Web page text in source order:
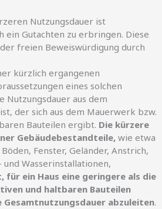
Nutzungsdauer ist
ein Gutachten zu erbringen. Diese
freien Beweiswürdigung durch
kürzlich ergangenen
eines solchen
Nutzungsdauer aus dem
der sich aus dem Mauerwerk bzw.
Bauteilen ergibt. Die kürzere
Gebäudebestandteile,wie etwa
Fenster, Geländer, Anstrich,
Wasserinstallationen,
ein Haus eine geringere als die
und haltbaren Bauteilen
Gesamtnutzungsdauer abzuleiten.